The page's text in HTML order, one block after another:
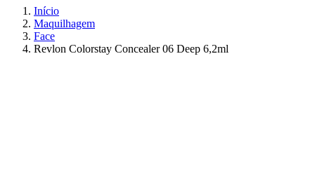
Início
Maquilhagem
Face
Revlon Colorstay Concealer 06 Deep 6,2ml